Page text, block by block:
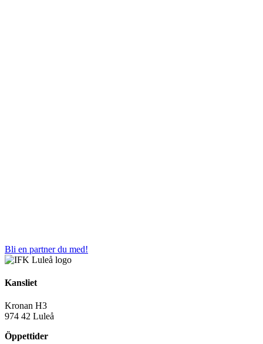
Bli en partner du med!
Kansliet
Kronan H3
974 42 Luleå
Öppettider